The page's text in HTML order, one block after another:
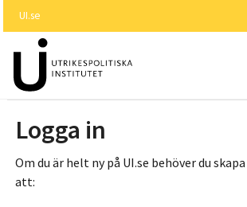
huvudinnehållet
UI.se
Logga in
Om du är helt ny på UI.se behöver du
att: